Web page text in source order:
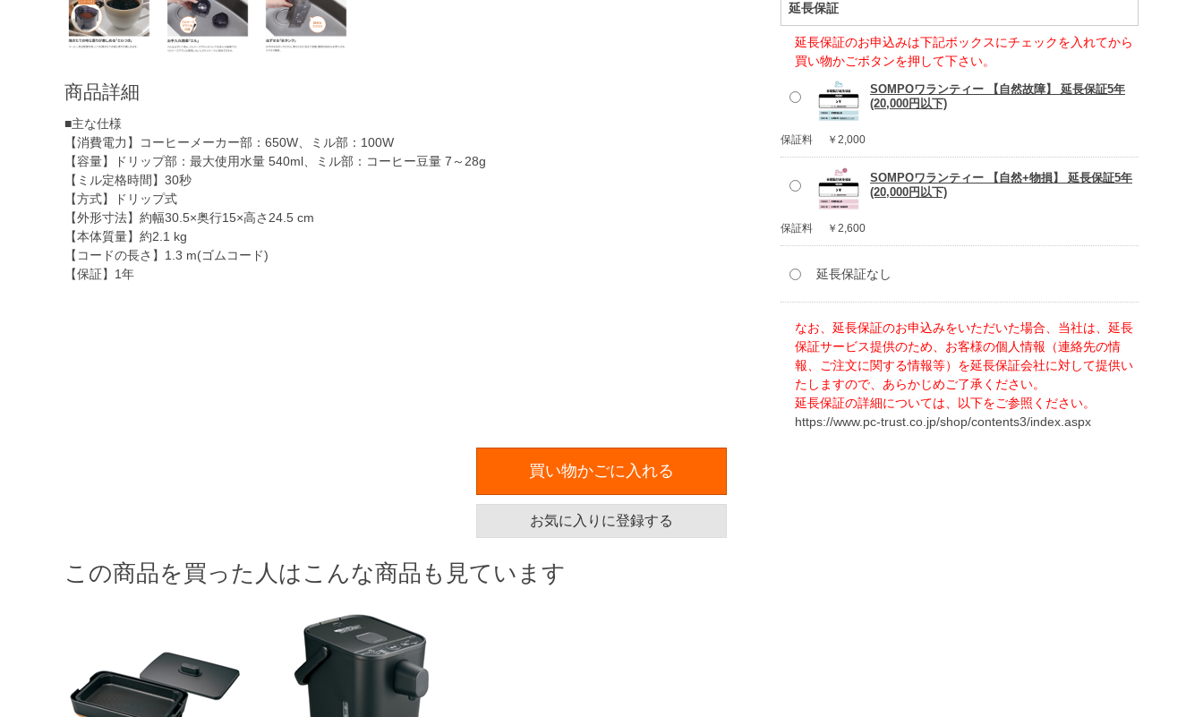
商品詳細
■主な仕様
【消費電力】コーヒーメーカー部：650W、ミル部：100W
【容量】ドリップ部：最大使用水量 540ml、ミル部：コーヒー豆量 7～28g
【ミル定格時間】30秒
【方式】ドリップ式
【外形寸法】約幅30.5×奥行15×高さ24.5 cm
【本体質量】約2.1 kg
【コードの長さ】1.3 m(ゴムコード)
【保証】1年
延長保証
延長保証のお申込みは下記ボックスにチェックを入れてから
買い物かごボタンを押して下さい。
SOMPOワランティー 【自然故障】 延長保証5年
(20,000円以下)
保証料 ￥2,000
SOMPOワランティー 【自然+物損】 延長保証5年
(20,000円以下)
保証料 ￥2,600
延長保証なし
なお、延長保証のお申込みをいただいた場合、当社は、延長
保証サービス提供のため、お客様の個人情報（連絡先の情
報、ご注文に関する情報等）を延長保証会社に対して提供い
たしますので、あらかじめご了承ください。
延長保証の詳細については、以下をご参照ください。
https://www.pc-trust.co.jp/shop/contents3/index.aspx
買い物かごに入れる
お気に入りに登録する
この商品を買った人はこんな商品も見ています